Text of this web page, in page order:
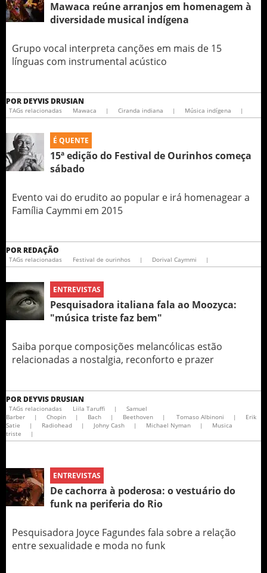
Mawaca reúne arranjos em homenagem à
diversidade musical indígena
Grupo vocal interpreta canções em mais de 15
línguas com instrumental acústico
POR DEYVIS DRUSIAN
TAGs relacionadas Mawaca | Ciranda indiana | Música indígena |
É QUENTE
15ª edição do Festival de Ourinhos começa
sábado
Evento vai do erudito ao popular e irá homenagear a
Família Caymmi em 2015
POR REDAÇÃO
TAGs relacionadas Festival de ourinhos | Dorival Caymmi |
ENTREVISTAS
Pesquisadora italiana fala ao Moozyca:
"música triste faz bem"
Saiba porque composições melancólicas estão
relacionadas a nostalgia, reconforto e prazer
POR DEYVIS DRUSIAN
TAGs relacionadas Liila Taruffi |
Samuel
Barber
| Chopin | Bach | Beethoven | Tomaso Albinoni |
Erik
Satie
| Radiohead | Johny Cash | Michael Nyman |
Musica
triste
|
ENTREVISTAS
De cachorra à poderosa: o vestuário do
funk na periferia do Rio
Pesquisadora Joyce Fagundes fala sobre a relação
entre sexualidade e moda no funk